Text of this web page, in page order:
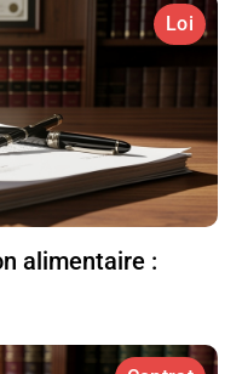
Loi
alimentaire :